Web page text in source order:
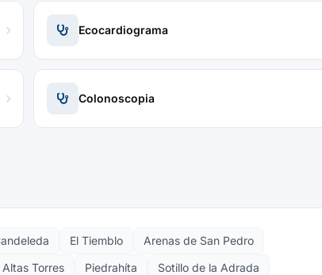
Ecocardiograma
Colonoscopia
El Tiemblo
Arenas de San Pedro
Torres Piedrahíta
Sotillo de la Adrada